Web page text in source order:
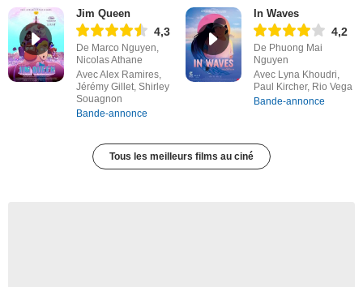
Jim Queen
4,3
De Marco Nguyen,
Nicolas Athane
Avec Alex Ramires,
Jérémy Gillet, Shirley
Souagnon
Bande-annonce
In Waves
4,2
De Phuong Mai
Nguyen
Avec Lyna Khoudri,
Paul Kircher, Rio Vega
Bande-annonce
Tous les meilleurs films au ciné